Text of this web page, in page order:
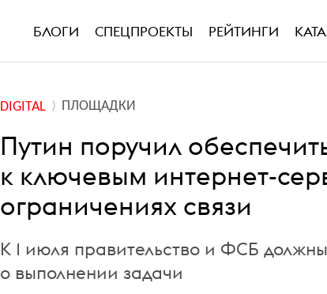
БЛОГИ СПЕЦПРОЕКТЫ РЕЙТИНГИ
DIGITAL ПЛОЩАДКИ
Путин поручил
к ключевым интернет-
ограничениях связи
К 1 июля правительство и ФСБ должны
о выполнении задачи